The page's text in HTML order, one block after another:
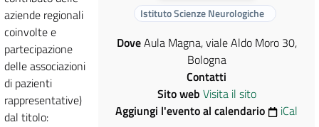
Istituto Scienze Neurologiche
DoveAula Magna, viale Aldo Moro 30,
Bologna
Contatti
Sito web Visita il sito
Aggiungi l'evento al calendario
iCal
aziende regionali
coinvolte e
partecipazione
delle associazioni
di pazienti
rappresentative)
dal titolo: